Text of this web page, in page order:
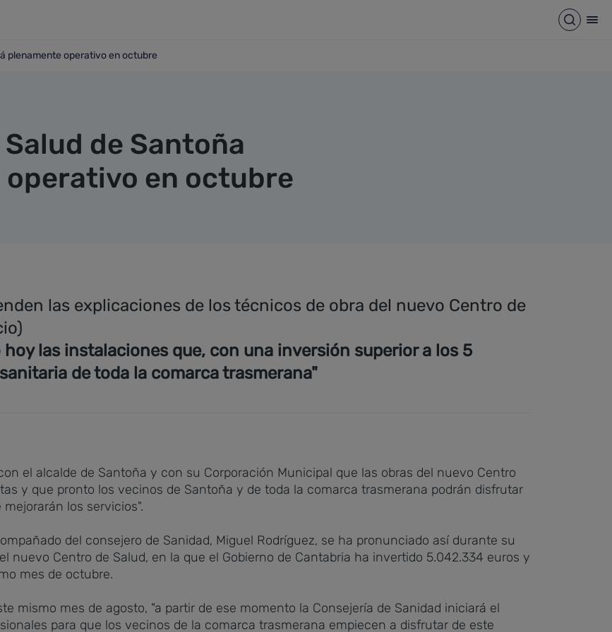
Abrir
plenamente operativo en octubre
plenamente operativo en octubre
de Santoña
en octubre
las explicaciones de los técnicos de obra del nuevo Centro de
las instalaciones que, con una inversión superior a los 5
de toda la comarca trasmerana"
el alcalde de Santoña y con su Corporación Municipal que las obras del nuevo Centro
y que pronto los vecinos de Santoña y de toda la comarca trasmerana podrán disfrutar
los servicios".
del consejero de Sanidad, Miguel Rodríguez, se ha pronunciado así durante su
nuevo Centro de Salud, en la que el Gobierno de Cantabria ha invertido 5.042.334 euros y
mes de octubre.
mismo mes de agosto, "a partir de ese momento la Consejería de Sanidad iniciará el
para que los vecinos de la comarca trasmerana empiecen a disfrutar de este